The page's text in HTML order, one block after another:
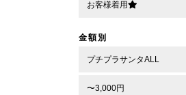
お客様着用
金額別
プチプラサンタALL
〜3,000円